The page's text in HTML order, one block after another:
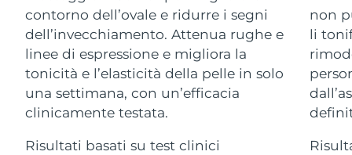
contorno dell’ovale e ridurre i segni
dell’invecchiamento. Attenua rughe e
linee di espressione e migliora la
tonicità e l’elasticità della pelle in solo
una settimana, con un’efficacia
clinicamente testata.
Risultati basati su test clinici
non
li
For healthy hair
18% PAP
Cosmetici Uomini
Vedi tutto
Israele Consegna stimata 8/12/26
Italia Consegna stimata 8/8/26
Giappone Consegna stimata 8/11/26